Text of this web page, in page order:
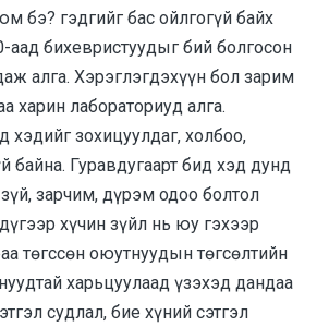
бэ? гэдгийг бас ойлгогүй байх
аад бихевристуудыг бий болгосон
алга. Хэрэглэгдэхүүн бол зарим
харин лабораториуд алга.
хэдийг зохицуулдаг, холбоо,
байна. Гуравдугаарт бид хэд дунд
зарчим, дүрэм одоо болтол
хүчин зүйл нь юу гэхээр
төгссөн оюутнуудын төгсөлтийн
харьцуулаад үзэхэд дандаа
судлал, бие хүний сэтгэл